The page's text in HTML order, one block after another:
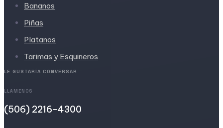
Bananos
Piñas
Platanos
Tarimas y Esquineros
LE GUSTARÍA CONVERSAR
LLAMENOS
(506) 2216-4300